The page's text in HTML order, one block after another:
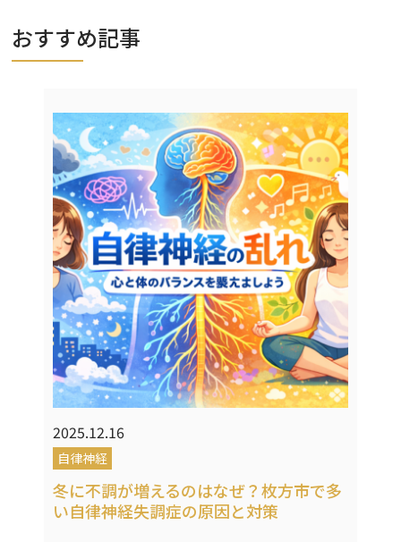
おすすめ記事
2025.12.16
自律神経
冬に不調が増えるのはなぜ？枚方市で多
い自律神経失調症の原因と対策